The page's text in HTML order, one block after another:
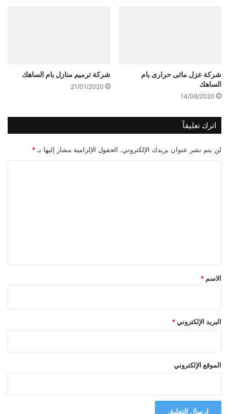
شركة عزل مائى حرارى بام
الساهك
14/08/2020
شركة ترميم منازل بام الساهك
21/01/2020
اترك تعليقاً
لن يتم نشر عنوان بريدك الإلكتروني. الحقول الإلزامية مشار إليها بـ *
*
الاسم *
البريد الإلكتروني *
الموقع الإلكتروني